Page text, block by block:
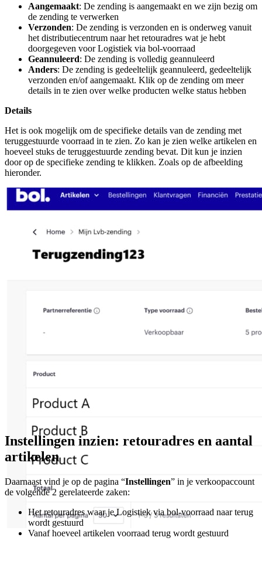
Aangemaakt: De zending is aangemaakt en we zijn bezig om
de zending te verwerken
Verzonden: De zending is verzonden en is onderweg vanuit
het distributiecentrum naar het retouradres wat je hebt
doorgegeven voor Logistiek via bol-voorraad
Geannuleerd: De zending is volledig geannuleerd
Anders: De zending is gedeeltelijk geannuleerd, gedeeltelijk
verzonden en/of aangemaakt. Klik op de zending om meer
details in te zien over welke producten welke status hebben
Details
Het is ook mogelijk om de specifieke details van de zending met
teruggestuurde voorraad in te zien. Zo kan je zien welke artikelen en
hoeveel stuks de teruggestuurde zending bevat. Dit kun je inzien
door op de specifieke zending te klikken. Zoals op de afbeelding
hieronder.
Instellingen inzien: retouradres en aantal
artikelen
Daarnaast vind je op de pagina “Instellingen” in je verkoopaccount
de volgende 2 gerelateerde zaken:
Het retouradres waar je Logistiek via bol-voorraad naar terug
wordt gestuurd
Vanaf hoeveel artikelen voorraad terug wordt gestuurd